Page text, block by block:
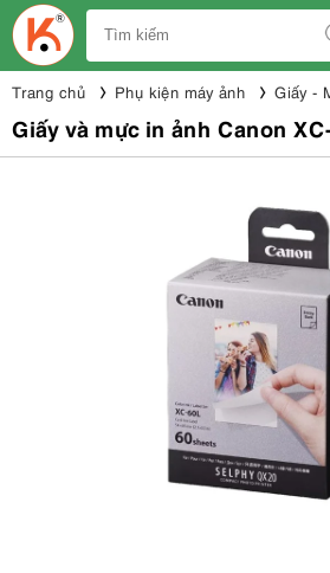
Trang chủ Phụ kiện máy ảnh Giấy -
Giấy và mực in ảnh Canon